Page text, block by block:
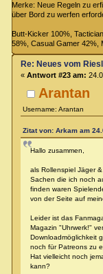
Merke: Neue Regeln zu
über Bord zu werfen
Butt-Kicker 100%,
58%, Casual Gamer 42%,
Arantan
Username: Arantan
Re: Neues vom
« Antwort #23 am:
Zitat von: Arkam am
Hallo zusammen,
als Rollenspiel Jäger
Sachen die ich noch
finden waren
von der Seite auf
Leider ist das
Magazin "Uhrwerk!"
Downloadmöglichkeit
noch für Patreons zu
Hat vielleicht noch
kann?